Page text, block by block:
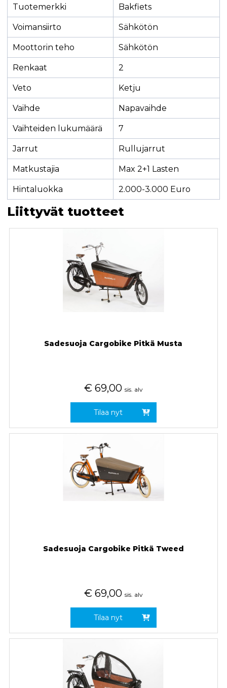
Tuotemerkki Bakfiets
Voimansiirto Sähkötön
Moottorin teho Sähkötön
Renkaat 2
Veto Ketju
Vaihde Napavaihde
Vaihteiden lukumäärä 7
Jarrut Rullujarrut
Matkustajia Max 2+1 Lasten
Hintaluokka 2.000-3.000 Euro
Liittyvät tuotteet
Sadesuoja Cargobike Pitkä Musta
€ 69,00 sis. alv
Tilaa nyt
Sadesuoja Cargobike Pitkä Tweed
€ 69,00 sis. alv
Tilaa nyt